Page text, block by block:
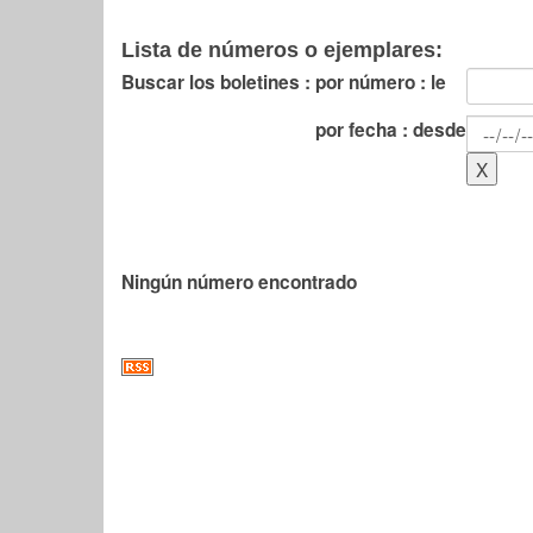
Lista de números o ejemplares:
Buscar los boletines : por número : le
por fecha : desde
Ningún número encontrado